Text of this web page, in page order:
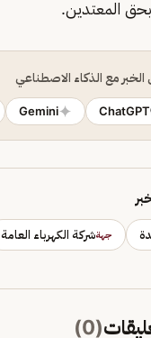
المعتدين.
مع الذكاء الاصطناعي
ChatGPT
Gemini
جهةشركة الكهرباء العامة
(
0
)